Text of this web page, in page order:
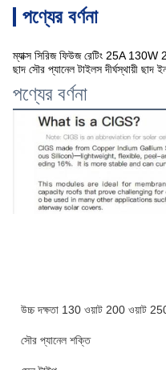
পণ্যের বর্ণনা
ম্যাক্স সিরিজ ফিউজ রেটিং 25A
ছাদ সৌর প্যানেল টাইলস দীর্ঘস্থায়ী ছাদ
পণ্যের বর্ণনা
উচ্চ দক্ষতা 130 ওয়াট 200 ওয়াট
সৌর প্যানেল শক্তি